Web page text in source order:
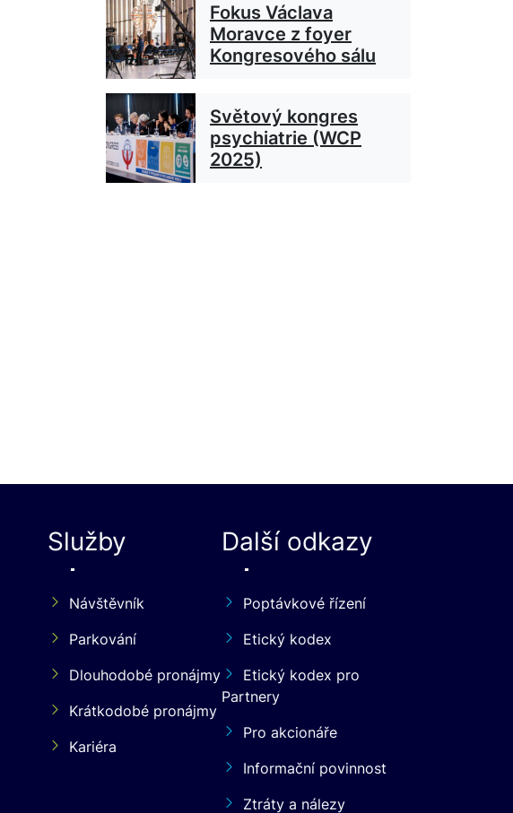
Fokus Václava
Moravce z foyer
Kongresového sálu
Světový kongres
psychiatrie (WCP
2025)
Služby
Návštěvník
Parkování
Dlouhodobé pronájmy
Krátkodobé pronájmy
Kariéra
Další odkazy
Poptávkové řízení
Etický kodex
Etický kodex pro
Partnery
Pro akcionáře
Informační povinnost
Ztráty a nálezy